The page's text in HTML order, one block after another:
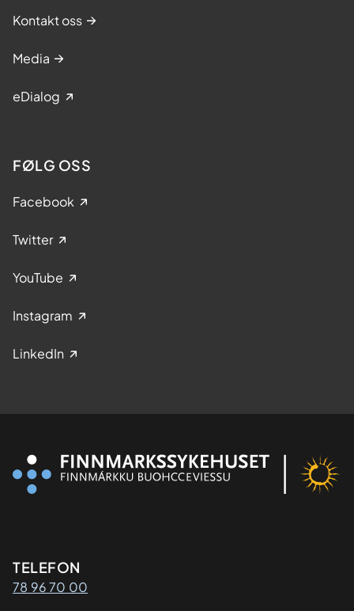
Kontakt oss
Media
eDialog
FØLG OSS
Facebook
Twitter
YouTube
Instagram
LinkedIn
Kontaktinformasjon
TELEFON
78 96 70 00